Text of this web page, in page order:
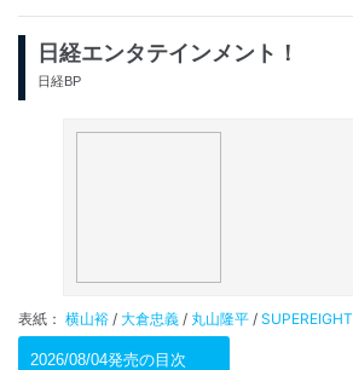
日経エンタテインメント！
日経BP
表紙： 横山裕 / 大倉忠義 / 丸山隆平 / SUPEREIGHT
2026/08/04発売の目次